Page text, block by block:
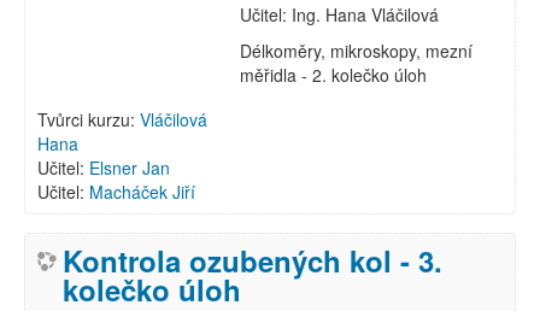
Učitel: Ing. Hana Vláčilová
Délkoměry, mikroskopy, mezní
měřidla - 2. kolečko úloh
Tvůrci kurzu: Vláčilová
Hana
Učitel: Elsner Jan
Učitel: Macháček Jiří
Kontrola ozubených kol - 3.
kolečko úloh